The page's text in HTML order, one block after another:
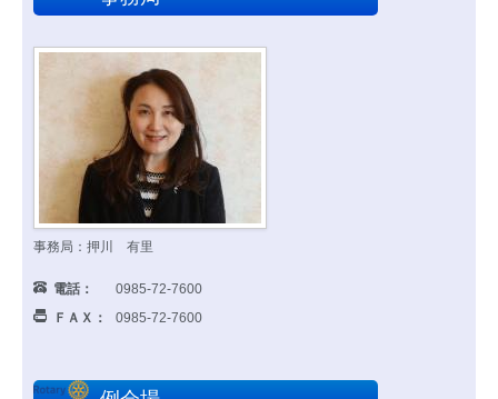
事務局：押川 有里
電話：
0985-72-7600
ＦＡＸ：
0985-72-7600